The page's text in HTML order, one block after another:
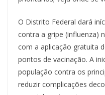
O Distrito Federal dará
contra a gripe (influenza)
com a aplicação gratuita
pontos de vacinação. A
população contra os
reduzir complicações